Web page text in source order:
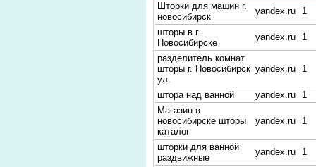
Шторки для машин г.
новосибирск
yandex.ru
1
шторы в г.
Новосибирске
yandex.ru
1
разделитель комнат
шторы г. Новосибирск
ул.
yandex.ru 1
штора над ванной yandex.ru
1
Магазин в
новосибирске шторы
каталог
yandex.ru 1
шторки для ванной
раздвижные
yandex.ru
1